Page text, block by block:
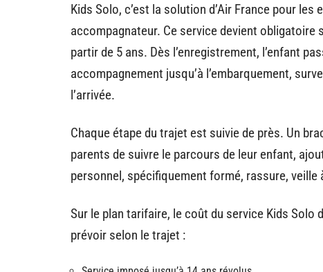
Kids Solo, c’est la solution d’Air France pour
accompagnateur. Ce service devient obligatoire
partir de 5 ans. Dès l’enregistrement, l’enfant
accompagnement jusqu’à l’embarquement,
l’arrivée.
Chaque étape du trajet est suivie de près. Un
parents de suivre le parcours de leur enfant,
personnel, spécifiquement formé, rassure,
Sur le plan tarifaire, le coût du service Kids
prévoir selon le trajet :